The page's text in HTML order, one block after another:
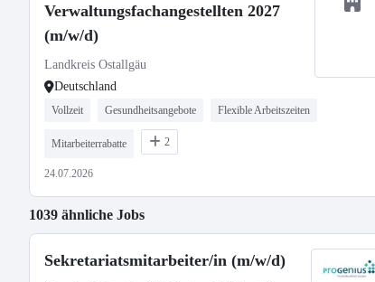
Verwaltungsfachangestellten 2027
(m/w/d)
Landkreis Ostallgäu
Deutschland
Vollzeit Gesundheitsangebote Flexible Arbeitszeiten
Mitarbeiterrabatte 2
24.07.2026
1039 ähnliche Jobs
Sekretariatsmitarbeiter/in (m/w/d)